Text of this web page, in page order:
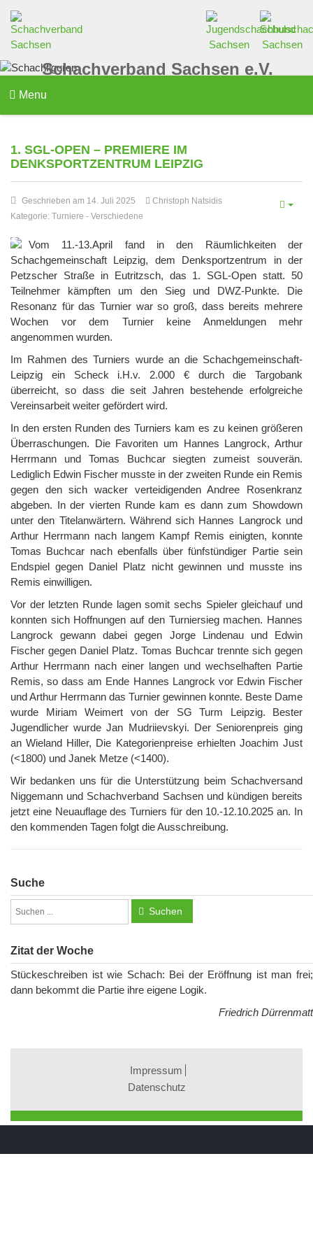
Schachverband Sachsen e.V.
Menu
1. SGL-OPEN – PREMIERE IM
DENKSPORTZENTRUM LEIPZIG
Geschrieben am 14. Juli 2025
Christoph Natsidis
Kategorie: Turniere - Verschiedene
Vom 11.-13.April fand in den Räumlichkeiten der
Schachgemeinschaft Leipzig, dem Denksportzentrum in der
Petzscher Straße in Eutritzsch, das 1. SGL-Open statt. 50
Teilnehmer kämpften um den Sieg und DWZ-Punkte. Die
Resonanz für das Turnier war so groß, dass bereits mehrere
Wochen vor dem Turnier keine Anmeldungen mehr
angenommen wurden.
Im Rahmen des Turniers wurde an die Schachgemeinschaft-
Leipzig ein Scheck i.H.v. 2.000 € durch die Targobank
überreicht, so dass die seit Jahren bestehende erfolgreiche
Vereinsarbeit weiter gefördert wird.
In den ersten Runden des Turniers kam es zu keinen größeren
Überraschungen. Die Favoriten um Hannes Langrock, Arthur
Herrmann und Tomas Buchcar siegten zumeist souverän.
Lediglich Edwin Fischer musste in der zweiten Runde ein Remis
gegen den sich wacker verteidigenden Andree Rosenkranz
abgeben. In der vierten Runde kam es dann zum Showdown
unter den Titelanwärtern. Während sich Hannes Langrock und
Arthur Herrmann nach langem Kampf Remis einigten, konnte
Tomas Buchcar nach ebenfalls über fünfstündiger Partie sein
Endspiel gegen Daniel Platz nicht gewinnen und musste ins
Remis einwilligen.
Vor der letzten Runde lagen somit sechs Spieler gleichauf und
konnten sich Hoffnungen auf den Turniersieg machen. Hannes
Langrock gewann dabei gegen Jorge Lindenau und Edwin
Fischer gegen Daniel Platz. Tomas Buchcar trennte sich gegen
Arthur Herrmann nach einer langen und wechselhaften Partie
Remis, so dass am Ende Hannes Langrock vor Edwin Fischer
und Arthur Herrmann das Turnier gewinnen konnte. Beste Dame
wurde Miriam Weimert von der SG Turm Leipzig. Bester
Jugendlicher wurde Jan Mudriievskyi. Der Seniorenpreis ging
an Wieland Hiller, Die Kategorienpreise erhielten Joachim Just
(<1800) und Janek Metze (<1400).
Wir bedanken uns für die Unterstützung beim Schachversand
Niggemann und Schachverband Sachsen und kündigen bereits
jetzt eine Neuauflage des Turniers für den 10.-12.10.2025 an. In
den kommenden Tagen folgt die Ausschreibung.
Suche
Suchen
Zitat der Woche
Stückeschreiben ist wie Schach: Bei der Eröffnung ist man frei;
dann bekommt die Partie ihre eigene Logik.
Friedrich Dürrenmatt
Impressum
Datenschutz